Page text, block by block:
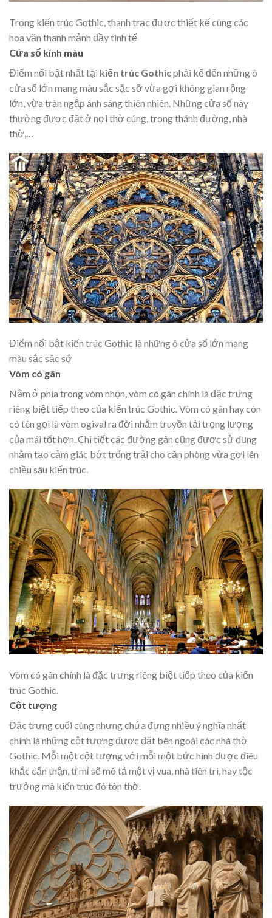
Trong kiến trúc Gothic, thanh trạc được thiết kế cùng các
hoa văn thanh mảnh đầy tinh tế
Cửa sổ kính màu
Điểm nổi bật nhất tại kiến trúc Gothicphải kể đến những ô
cửa sổ lớn mang màu sắc sặc sỡ vừa gợi không gian rộng
lớn, vừa tràn ngập ánh sáng thiên nhiên. Những cửa số này
thường được đặt ở nơi thờ cúng, trong thánh đường, nhà
thờ,…
Điểm nổi bật kiến trúc Gothic là những ô cửa sổ lớn mang
màu sắc sặc sỡ
Vòm có gân
Nằm ở phía trong vòm nhọn, vòm có gân chính là đặc trưng
riêng biệt tiếp theo của kiến trúc Gothic. Vòm có gân hay còn
có tên gọi là vòm ogival ra đời nhằm truyền tải trọng lượng
của mái tốt hơn. Chi tiết các đường gân cũng được sử dụng
nhằm tạo cảm giác bớt trống trải cho căn phòng vừa gợi lên
chiều sâu kiến trúc.
Vòm có gân chính là đặc trưng riêng biệt tiếp theo của kiến
trúc Gothic.
Cột tượng
Đặc trưng cuối cùng nhưng chứa đựng nhiều ý nghĩa nhất
chính là những cột tượng được đặt bên ngoài các nhà thờ
Gothic. Mỗi một cột tượng với mỗi một bức hình được điêu
khắc cẩn thận, tỉ mỉ sẽ mô tả một vị vua, nhà tiên tri, hay tộc
trưởng mà kiến trúc đó tôn thờ.